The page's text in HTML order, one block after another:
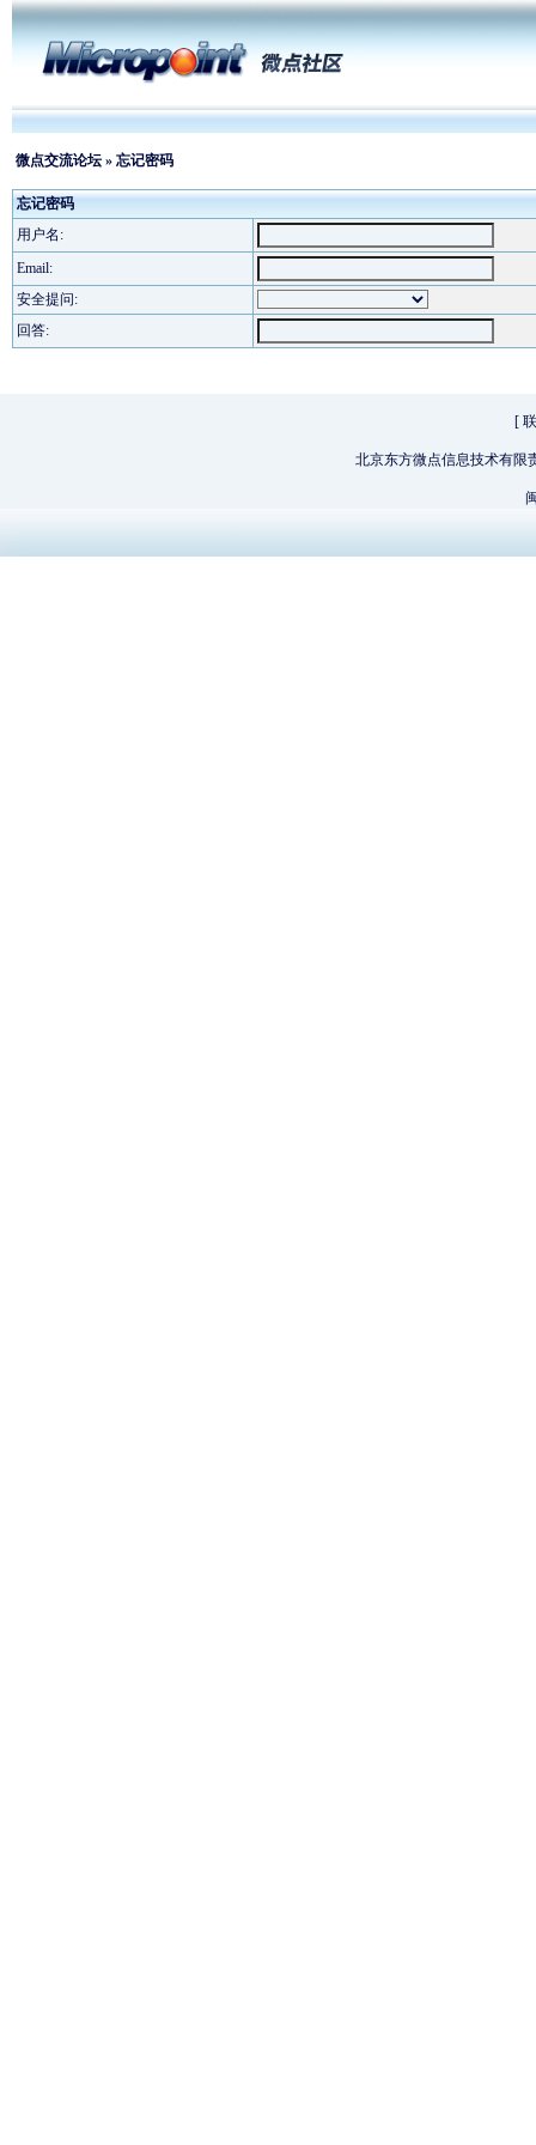
微点交流论坛 » 忘记密码
忘记密码
用户名:
Email:
安全提问:
回答:
[
北京东方微点信息技术有限